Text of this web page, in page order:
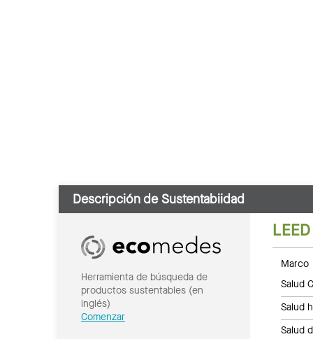
Descripción de Sustentabiidad
Herramienta de búsqueda de
productos sustentables (en
inglés)
Comenzar
Marco
Salud
Salud
Salud